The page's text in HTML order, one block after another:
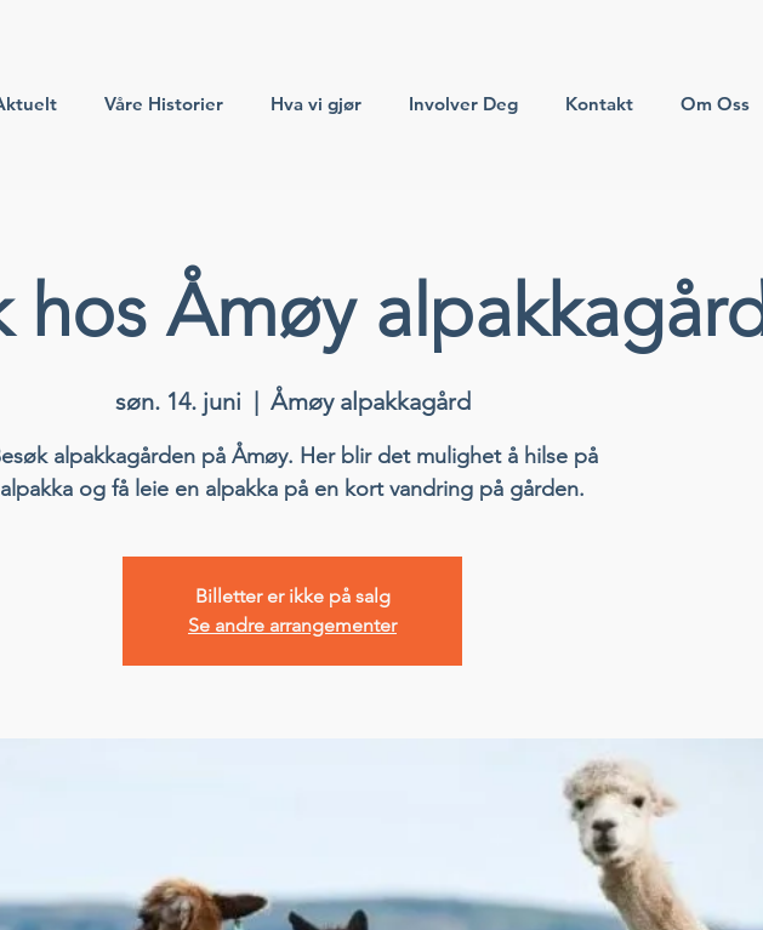
Våre Historier Hva vi gjør Involver Deg Kontakt Om Oss
hos Åmøy alpakkagård
søn. 14. juni
  |
Åmøy alpakkagård
alpakkagården på Åmøy. Her blir det mulighet å hilse på
alpakka og få leie en alpakka på en kort vandring på gården.
Billetter er ikke på salg
Se andre arrangementer